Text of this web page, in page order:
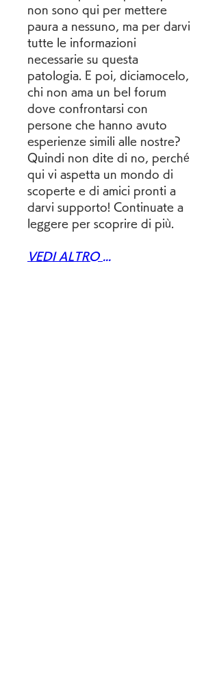
non sono qui per mettere
paura a nessuno, ma per darvi
tutte le informazioni
necessarie su questa
patologia. E poi, diciamocelo,
chi non ama un bel forum
dove confrontarsi con
persone che hanno avuto
esperienze simili alle nostre?
Quindi non dite di no, perché
qui vi aspetta un mondo di
scoperte e di amici pronti a
darvi supporto! Continuate a
leggere per scoprire di più.
VEDI ALTRO ...